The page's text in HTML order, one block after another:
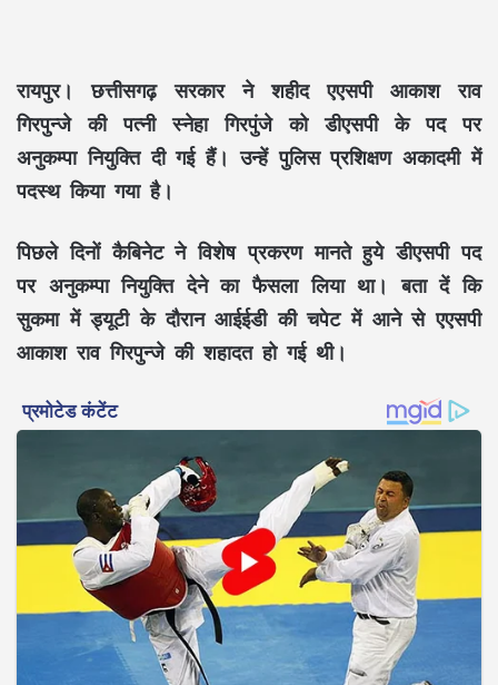
रायपुर। छत्तीसगढ़ सरकार ने शहीद एएसपी आकाश राव
गिरपुन्जे की पत्नी स्नेहा गिरपुंजे को डीएसपी के पद पर
अनुकम्पा नियुक्ति दी गई हैं। उन्हें पुलिस प्रशिक्षण अकादमी में
पदस्थ किया गया है।
पिछले दिनों कैबिनेट ने विशेष प्रकरण मानते हुये डीएसपी पद
पर अनुकम्पा नियुक्ति देने का फैसला लिया था। बता दें कि
सुकमा में ड्यूटी के दौरान आईईडी की चपेट में आने से एएसपी
आकाश राव गिरपुन्जे की शहादत हो गई थी।